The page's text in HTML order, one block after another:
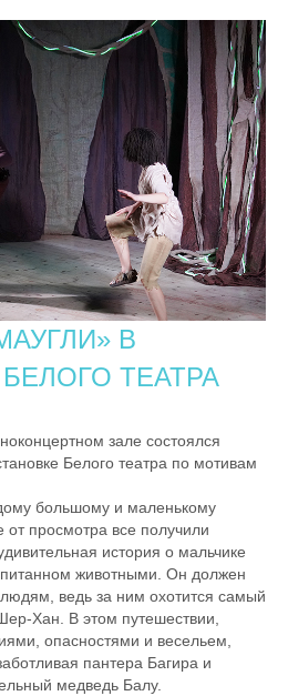
В
ТЕАТРА
зале состоялся
Белого театра по мотивам
большому и маленькому
от просмотра все получили
история о мальчике
животными. Он должен
ведь за ним охотится самый
Хан. В этом путешествии,
опасностями и весельем,
пантера Багира и
медведь Балу.